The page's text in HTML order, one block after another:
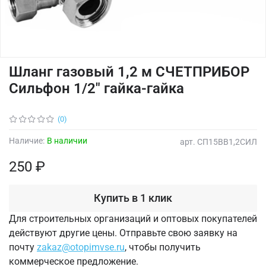
(0)
арт. СП15ВВ1,2СИЛ
Наличие: В наличии
Шланг газовый 1,2 м СЧЕТПРИБОР
Сильфон 1/2" гайка-гайка
250 ₽
Купить в 1 клик
Для строительных организаций и оптовых покупателей
действуют другие цены. Отправьте свою заявку на
почту zakaz@otopimvse.ru, чтобы получить
коммерческое предложение.